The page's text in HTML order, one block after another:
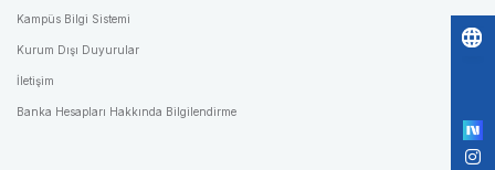
Kampüs Bilgi Sistemi
Kurum Dışı Duyurular
İletişim
Banka Hesapları Hakkında Bilgilendirme